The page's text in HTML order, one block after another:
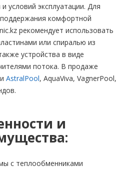
эксплуатации. Для
комфортной
рекомендует использовать
или спиралью из
устройства в виде
потока. В продаже
AstralPool, AquaViva, VagnerPool,
и
с теплообменниками